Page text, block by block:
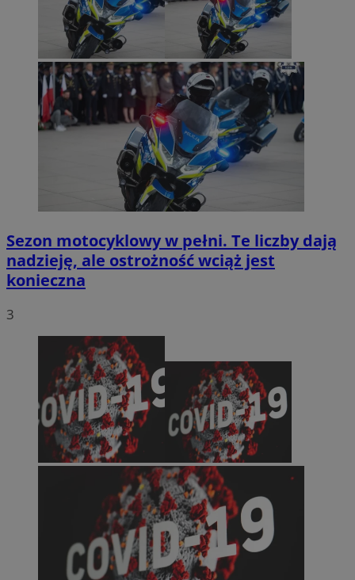
Sezon motocyklowy w pełni. Te liczby dają
nadzieję, ale ostrożność wciąż jest
konieczna
3